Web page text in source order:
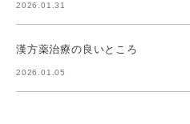
2026.01.31
漢方薬治療の良いところ
2026.01.05